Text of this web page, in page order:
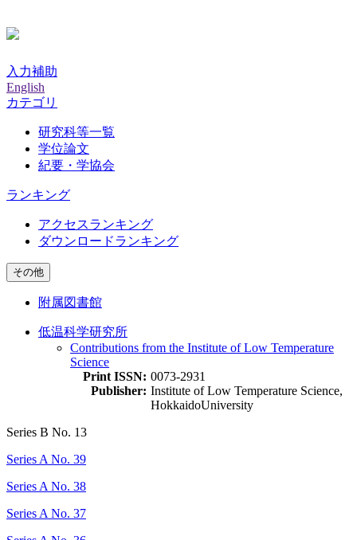
入力補助
English
カテゴリ
研究科等一覧
学位論文
紀要・学協会
ランキング
アクセスランキング
ダウンロードランキング
その他
附属図書館
低温科学研究所
Contributions from the Institute of Low Temperature
Science
Print ISSN: 0073-2931
Publisher: Institute of Low Temperature Science,
HokkaidoUniversity
Series B No. 13
Series A No. 39
Series A No. 38
Series A No. 37